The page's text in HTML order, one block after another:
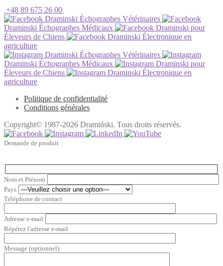
+48 89 675 26 00
Draminski Échographes Vétérinaires
Draminski Échographes Médicaux
Draminski pour
Éleveurs de Chiens
Draminski Électronique en
agriculture
Draminski Échographes Vétérinaires
Draminski Échographes Médicaux
Draminski pour
Éleveurs de Chiens
Draminski Électronique en
agriculture
Politique de confidentialité
Conditions générales
Copyright© 1987-2026 Dramiński. Tous droits réservés.
Demande de produit
Nom et Prénom
Pays
Téléphone de contact
Adresse e-mail
Répétez l'adresse e-mail
Message (optionnel)